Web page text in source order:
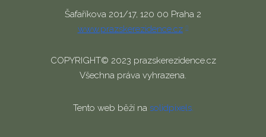
Šafaříkova 201/17, 120 00 Praha 2
www.prazskerezidence.cz
COPYRIGHT© 2023 prazskerezidence.cz
Všechna práva vyhrazena.
Tento web běží na solidpixels.